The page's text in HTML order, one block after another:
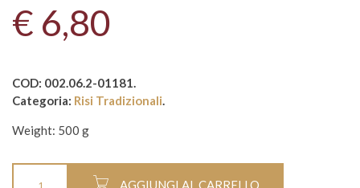
€ 6,80
COD: 002.06.2-01181.
Categoria: Risi Tradizionali.
Weight: 500 g
AGGIUNGI AL CARRELLO